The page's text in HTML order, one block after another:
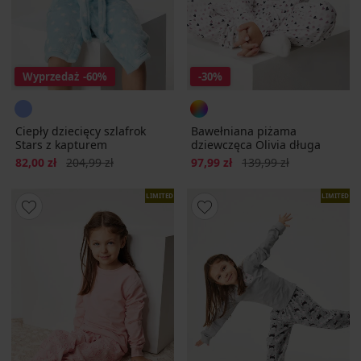
Wyprzedaż -60%
Ciepły dziecięcy szlafrok
Stars z kapturem
Zniżka
82,00 zł Pierwotna cena
204,99 zł
-30%
Bawełniana piżama
dziewczęca Olivia długa
Zniżka
97,99 zł Pierwotna cena
139,99 zł
LIMITED LIMITED